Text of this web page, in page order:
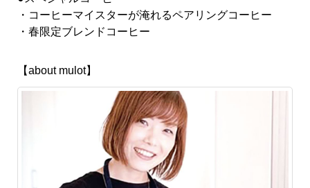
・コーヒーマイスターが淹れるペアリングコーヒー
・春限定ブレンドコーヒー
【about mulot】